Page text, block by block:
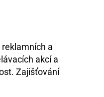
a
akcí a
Zajišťování